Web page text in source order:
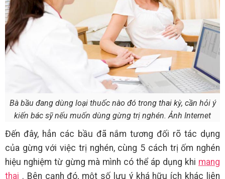
Bà bầu đang dùng loại thuốc nào đó trong thai kỳ, cần hỏi ý
kiến bác sỹ nếu muốn dùng gừng trị nghén. Ảnh Internet
Đến đây, hẳn các bầu đã nắm tương đối rõ tác dụng
của gừng với việc trị nghén, cùng 5 cách trị ốm nghén
hiệu nghiệm từ gừng mà mình có thể áp dụng khi mang
thai . Bên cạnh đó, một số lưu ý khá hữu ích khác liên